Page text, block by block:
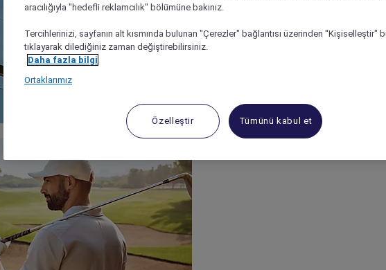
aracılığıyla "hedefli reklamcılık" bölümüne bakınız.
Tercihlerinizi, sayfanın alt kısmında bulunan "Çerezler" bağlantısı üzerinden "Kişiselleştir"
tıklayarak dilediğiniz zaman değiştirebilirsiniz.
Daha fazla bilgi
Ortaklarımız
Özelleştir Tümünü kabul et